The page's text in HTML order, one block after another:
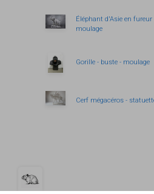
Éléphant d'Asie en fureur
moulage
Gorille - buste - moulage
Cerf mégacéros -